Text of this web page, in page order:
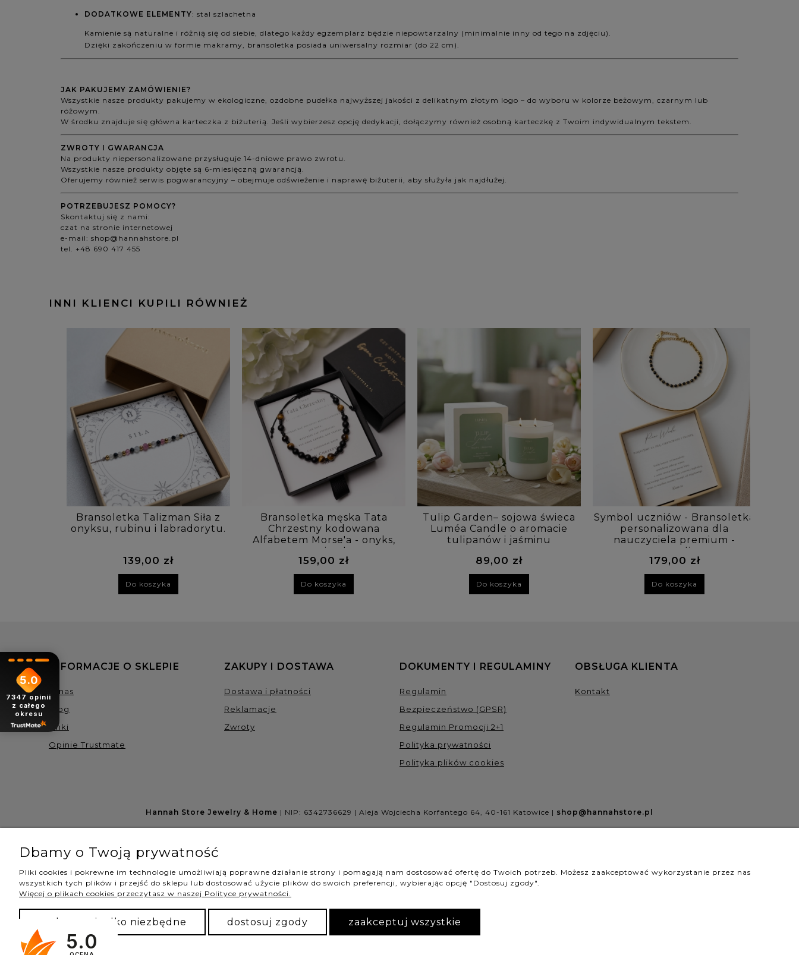
DODATKOWE ELEMENTY: stal szlachetna
Kamienie są naturalne i różnią się od siebie, dlatego każdy egzemplarz będzie niepowtarzalny (minimalnie inny od tego na zdjęciu).
Dzięki zakończeniu w formie makramy, bransoletka posiada uniwersalny rozmiar (do 22 cm).
JAK PAKUJEMY ZAMÓWIENIE?
Wszystkie nasze produkty pakujemy w ekologiczne, ozdobne pudełka najwyższej jakości z delikatnym złotym logo – do wyboru w kolorze beżowym, czarnym lub
różowym.
W środku znajduje się główna karteczka z biżuterią. Jeśli wybierzesz opcję dedykacji, dołączymy również osobną karteczkę z Twoim indywidualnym tekstem.
ZWROTY I GWARANCJA
Na produkty niepersonalizowane przysługuje 14-dniowe prawo zwrotu.
Wszystkie nasze produkty objęte są 6-miesięczną gwarancją.
Oferujemy również serwis pogwarancyjny – obejmuje odświeżenie i naprawę biżuterii, aby służyła jak najdłużej.
POTRZEBUJESZ POMOCY?
Skontaktuj się z nami:
czat na stronie internetowej
e-mail: shop@hannahstore.pl
tel. +48 690 417 455
INNI KLIENCI KUPILI RÓWNIEŻ
Bransoletka Talizman Siła z
onyksu, rubinu i labradorytu.
139,00 zł
Do koszyka
Bransoletka męska Tata
Chrzestny kodowana
Alfabetem Morse'a - onyks,
tygrysie oko
159,00 zł
Do koszyka
Tulip Garden– sojowa świeca
Luméa Candle o aromacie
tulipanów i jaśminu
89,00 zł
Do koszyka
Symbol uczniów - Bransoletka
personalizowana dla
nauczyciela premium -
turmalin
179,00 zł
Do koszyka
INFORMACJE O SKLEPIE
O nas
Blog
Linki
Opinie Trustmate
ZAKUPY I DOSTAWA
Dostawa i płatności
Reklamacje
Zwroty
DOKUMENTY I REGULAMINY
Regulamin
Bezpieczeństwo (GPSR)
Regulamin Promocji 2+1
Polityka prywatności
Polityka plików cookies
OBSŁUGA KLIENTA
Kontakt
Hannah Store Jewelry & Home | NIP: 6342736629 | Aleja Wojciecha Korfantego 64, 40-161 Katowice | shop@hannahstore.pl
5.0
7347 opinii
z całego
okresu
5.0
Dbamy o Twoją prywatność
Pliki cookies i pokrewne im technologie umożliwiają poprawne działanie strony i pomagają nam dostosować ofertę do Twoich potrzeb. Możesz zaakceptować wykorzystanie przez nas
wszystkich tych plików i przejść do sklepu lub dostosować użycie plików do swoich preferencji, wybierając opcję "Dostosuj zgody".
Więcej o plikach cookies przeczytasz w naszej Polityce prywatności.
zaakceptuj tylko niezbędne dostosuj zgody zaakceptuj wszystkie